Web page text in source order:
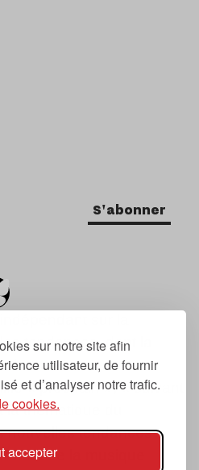
sur notre site afin
utilisateur, de fournir
et d’analyser notre trafic.
cookies.
accepter
S'abonner
sur la
tendances, dont la
de 2007.
« prochain », « suivant
thématique du
nouvelles tendances
de la musique